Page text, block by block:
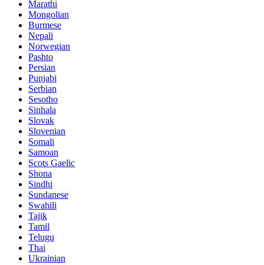
Marathi
Mongolian
Burmese
Nepali
Norwegian
Pashto
Persian
Punjabi
Serbian
Sesotho
Sinhala
Slovak
Slovenian
Somali
Samoan
Scots Gaelic
Shona
Sindhi
Sundanese
Swahili
Tajik
Tamil
Telugu
Thai
Ukrainian